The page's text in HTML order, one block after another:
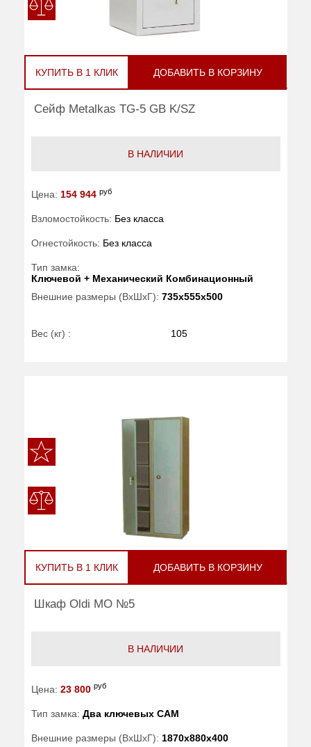
КУПИТЬ В 1 КЛИК ДОБАВИТЬ В КОРЗИНУ
Сейф Metalkas TG-5 GB K/SZ
В НАЛИЧИИ
Цена: 154 944 руб
Взломостойкость: Без класса
Огнестойкость: Без класса
Тип замка:
Ключевой + Механический Комбинационный
Внешние размеры (ВхШхГ): 735x555x500
Вес (кг) : 105
КУПИТЬ В 1 КЛИК ДОБАВИТЬ В КОРЗИНУ
Шкаф Oldi МО №5
В НАЛИЧИИ
Цена: 23 800 руб
Тип замка: Два ключевых САМ
Внешние размеры (ВхШхГ): 1870x880x400